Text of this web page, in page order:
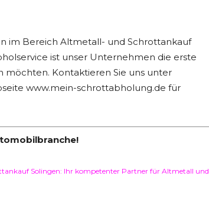
im Bereich Altmetall- und Schrottankauf
ist unser Unternehmen die erste
möchten. Kontaktieren Sie uns unter
www.mein-schrottabholung.de für
Solingen: Ihr kompetenter Partner für Altmetall und